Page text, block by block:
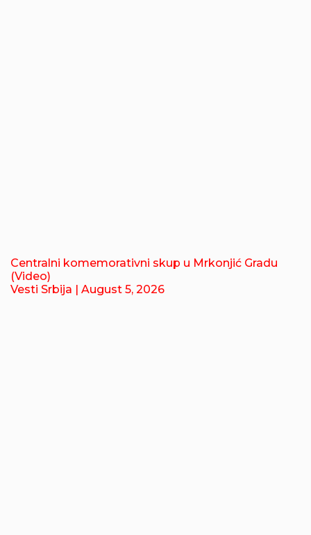
Centralni komemorativni skup u Mrkonjić Gradu
(Video)
Vesti Srbija | August 5, 2026